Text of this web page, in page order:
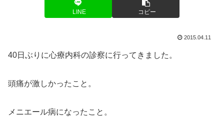
LINE コピー
2015.04.11
40日ぶりに心療内科の診察に行ってきました。
頭痛が激しかったこと。
メニエール病になったこと。